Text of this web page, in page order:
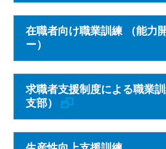
在職者向け職業訓練（能力
ー）
求職者支援制度による職業
支部）